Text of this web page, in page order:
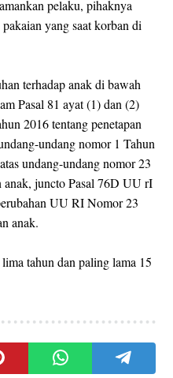
pelaku, pihaknya
yang saat korban di
terhadap anak di bawah
Pasal 81 ayat (1) dan (2)
2016 tentang penetapan
undang nomor 1 Tahun
undang-undang nomor 23
anak, juncto Pasal 76D UU rI
UU RI Nomor 23
anak.
tahun dan paling lama 15